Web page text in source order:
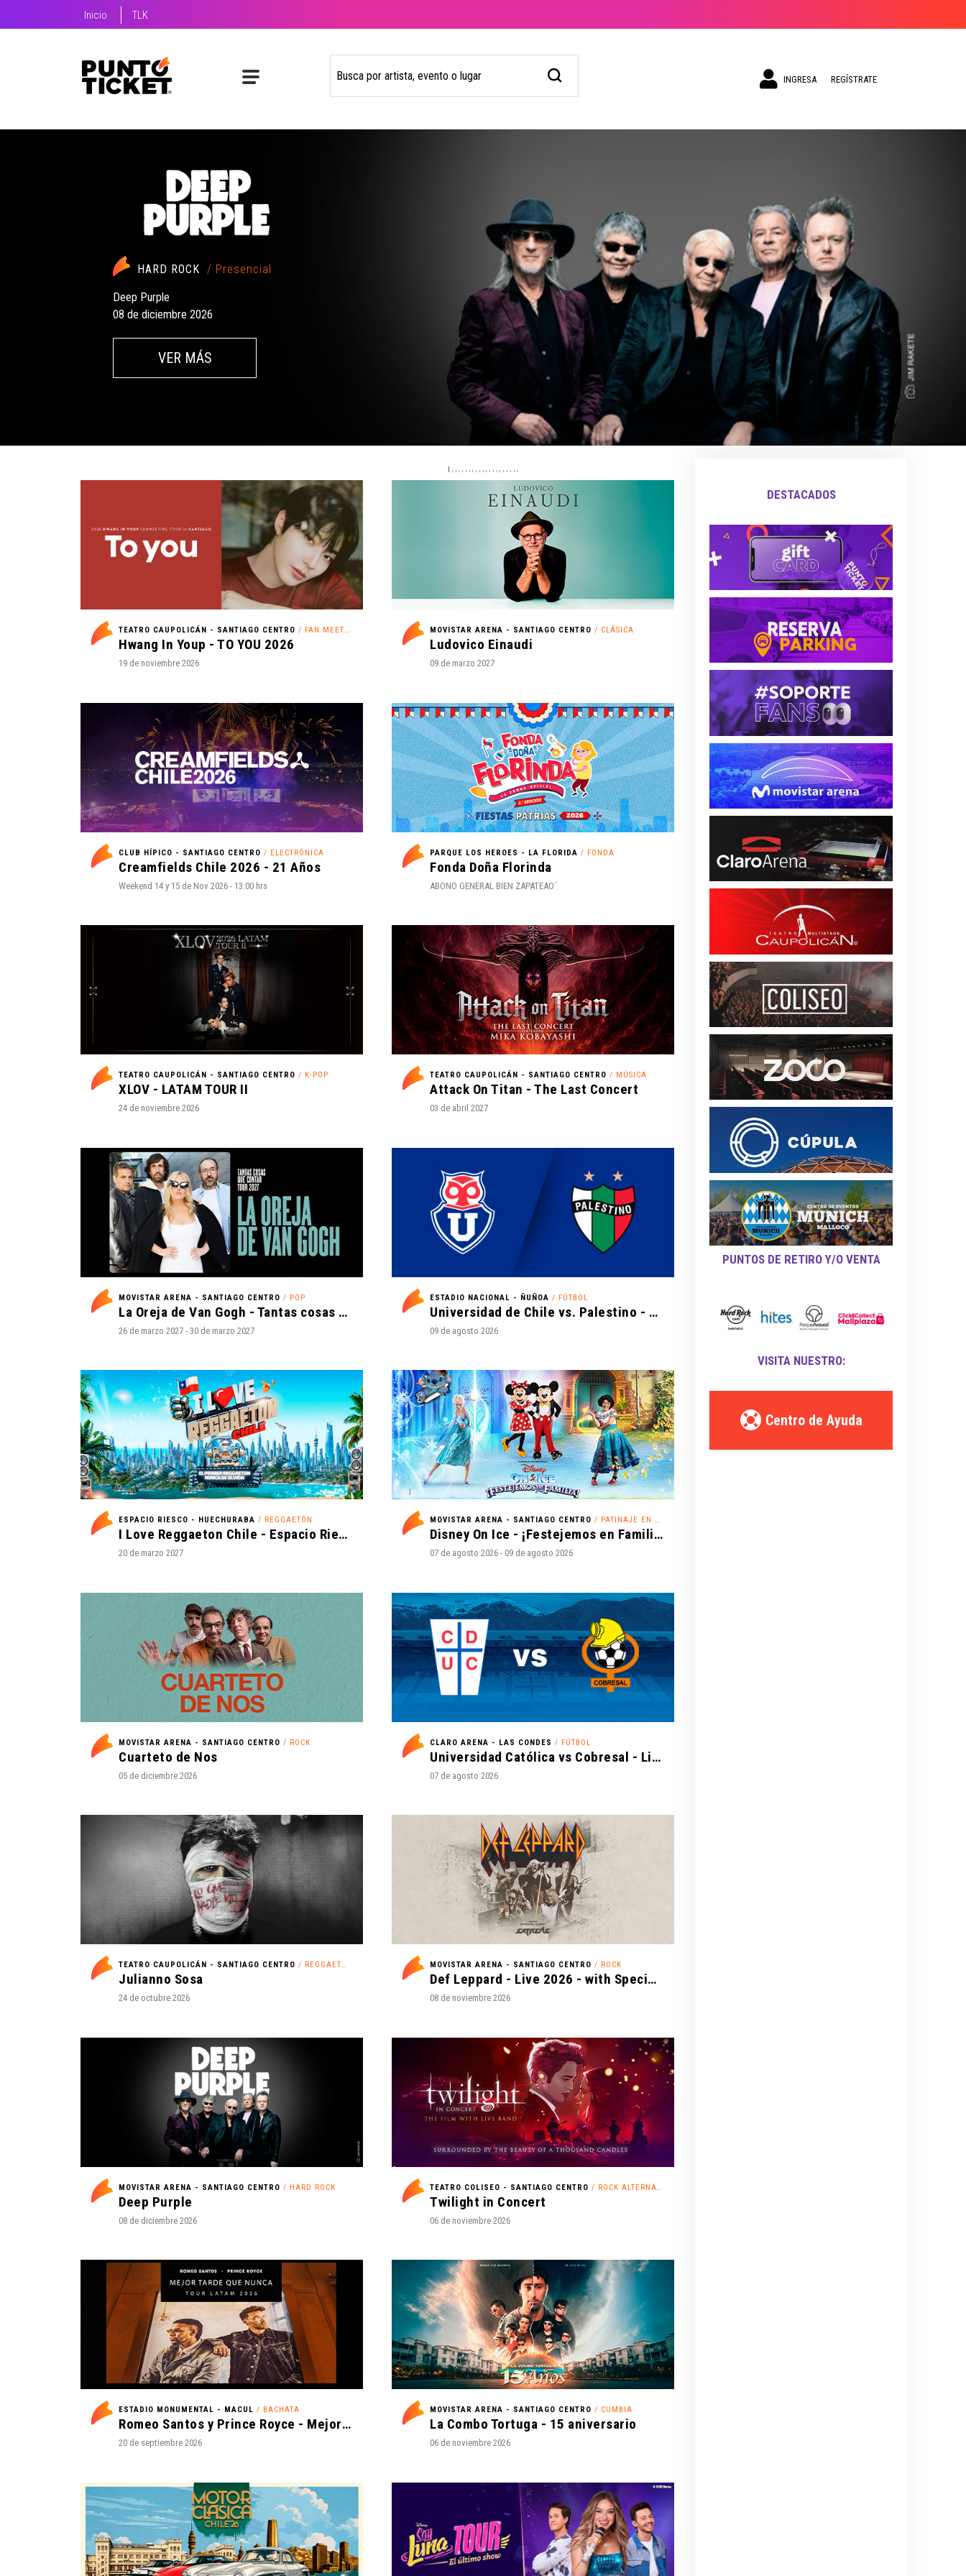
Inicio TLK
INGRESA REGÍSTRATE
HARD ROCK / Presencial
Deep Purple
08 de diciembre 2026
VER MÁS
TEATRO CAUPOLICÁN - SANTIAGO CENTRO / FAN MEETING
Hwang In Youp - TO YOU 2026
19 de noviembre 2026
MOVISTAR ARENA - SANTIAGO CENTRO / CLÁSICA
Ludovico Einaudi
09 de marzo 2027
CLUB HÍPICO - SANTIAGO CENTRO / ELECTRÓNICA
Creamfields Chile 2026 - 21 Años
Weekend 14 y 15 de Nov 2026 - 13:00 hrs
PARQUE LOS HEROES - LA FLORIDA / FONDA
Fonda Doña Florinda
ABONO GENERAL BIEN ZAPATEAO´
TEATRO CAUPOLICÁN - SANTIAGO CENTRO / K-POP
XLOV - LATAM TOUR II
24 de noviembre 2026
TEATRO CAUPOLICÁN - SANTIAGO CENTRO / MÚSICA
Attack On Titan - The Last Concert
03 de abril 2027
MOVISTAR ARENA - SANTIAGO CENTRO / POP
La Oreja de Van Gogh - Tantas cosas que contar Tour 2027
26 de marzo 2027 - 30 de marzo 2027
ESTADIO NACIONAL - ÑUÑOA / FÚTBOL
Universidad de Chile vs. Palestino - Liga de Primera Mercado Libre - Fecha 18
09 de agosto 2026
ESPACIO RIESCO - HUECHURABA / REGGAETÓN
I Love Reggaeton Chile - Espacio Riesco 2027
20 de marzo 2027
MOVISTAR ARENA - SANTIAGO CENTRO / PATINAJE EN HIELO
Disney On Ice - ¡Festejemos en Familia!
07 de agosto 2026 - 09 de agosto 2026
MOVISTAR ARENA - SANTIAGO CENTRO / ROCK
Cuarteto de Nos
05 de diciembre 2026
CLARO ARENA - LAS CONDES / FÚTBOL
Universidad Católica vs Cobresal - Liga de Primera Mercado Libre - Fecha 18
07 de agosto 2026
TEATRO CAUPOLICÁN - SANTIAGO CENTRO / REGGAETÓN
Julianno Sosa
24 de octubre 2026
MOVISTAR ARENA - SANTIAGO CENTRO / ROCK
Def Leppard - Live 2026 - with Special Guest Extreme
08 de noviembre 2026
MOVISTAR ARENA - SANTIAGO CENTRO / HARD ROCK
Deep Purple
08 de diciembre 2026
TEATRO COLISEO - SANTIAGO CENTRO / ROCK ALTERNATIVO
Twilight in Concert
06 de noviembre 2026
ESTADIO MONUMENTAL - MACUL / BACHATA
Romeo Santos y Prince Royce - Mejor Tarde que Nunca
20 de septiembre 2026
MOVISTAR ARENA - SANTIAGO CENTRO / CUMBIA
La Combo Tortuga - 15 aniversario
06 de noviembre 2026
DESTACADOS
PUNTOS DE RETIRO Y/O VENTA
VISITA NUESTRO:
Centro de Ayuda